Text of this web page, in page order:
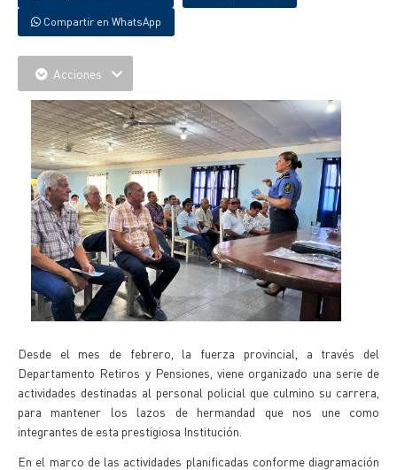
Compartir en WhatsApp
Acciones
Desde el mes de febrero, la fuerza provincial, a través del
Departamento Retiros y Pensiones, viene organizado una serie de
actividades destinadas al personal policial que culmino su carrera,
para mantener los lazos de hermandad que nos une como
integrantes de esta prestigiosa Institución.
En el marco de las actividades planificadas conforme diagramación